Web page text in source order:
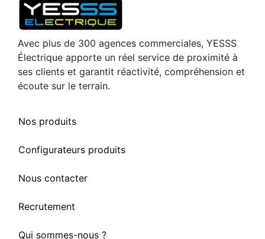
Avec plus de 300 agences commerciales, YESSS
Électrique apporte un réel service de proximité à
ses clients et garantit réactivité, compréhension et
écoute sur le terrain.
Nos produits
Configurateurs produits
Nous contacter
Recrutement
Qui sommes-nous ?